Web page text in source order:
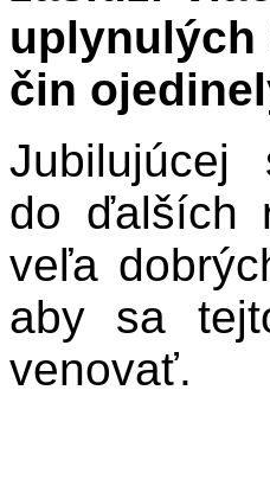
uplynulých
čin
Jubilujúcej
do ďalších
veľa
aby sa
venovať.